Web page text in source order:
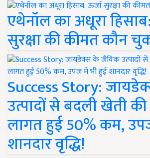
एथेनॉल का अधूरा
सुरक्षा की कीमत कौन
Success Story:
उत्पादों से बदली खेती की
लागत हुई 50% कम,
शानदार वृद्धि!